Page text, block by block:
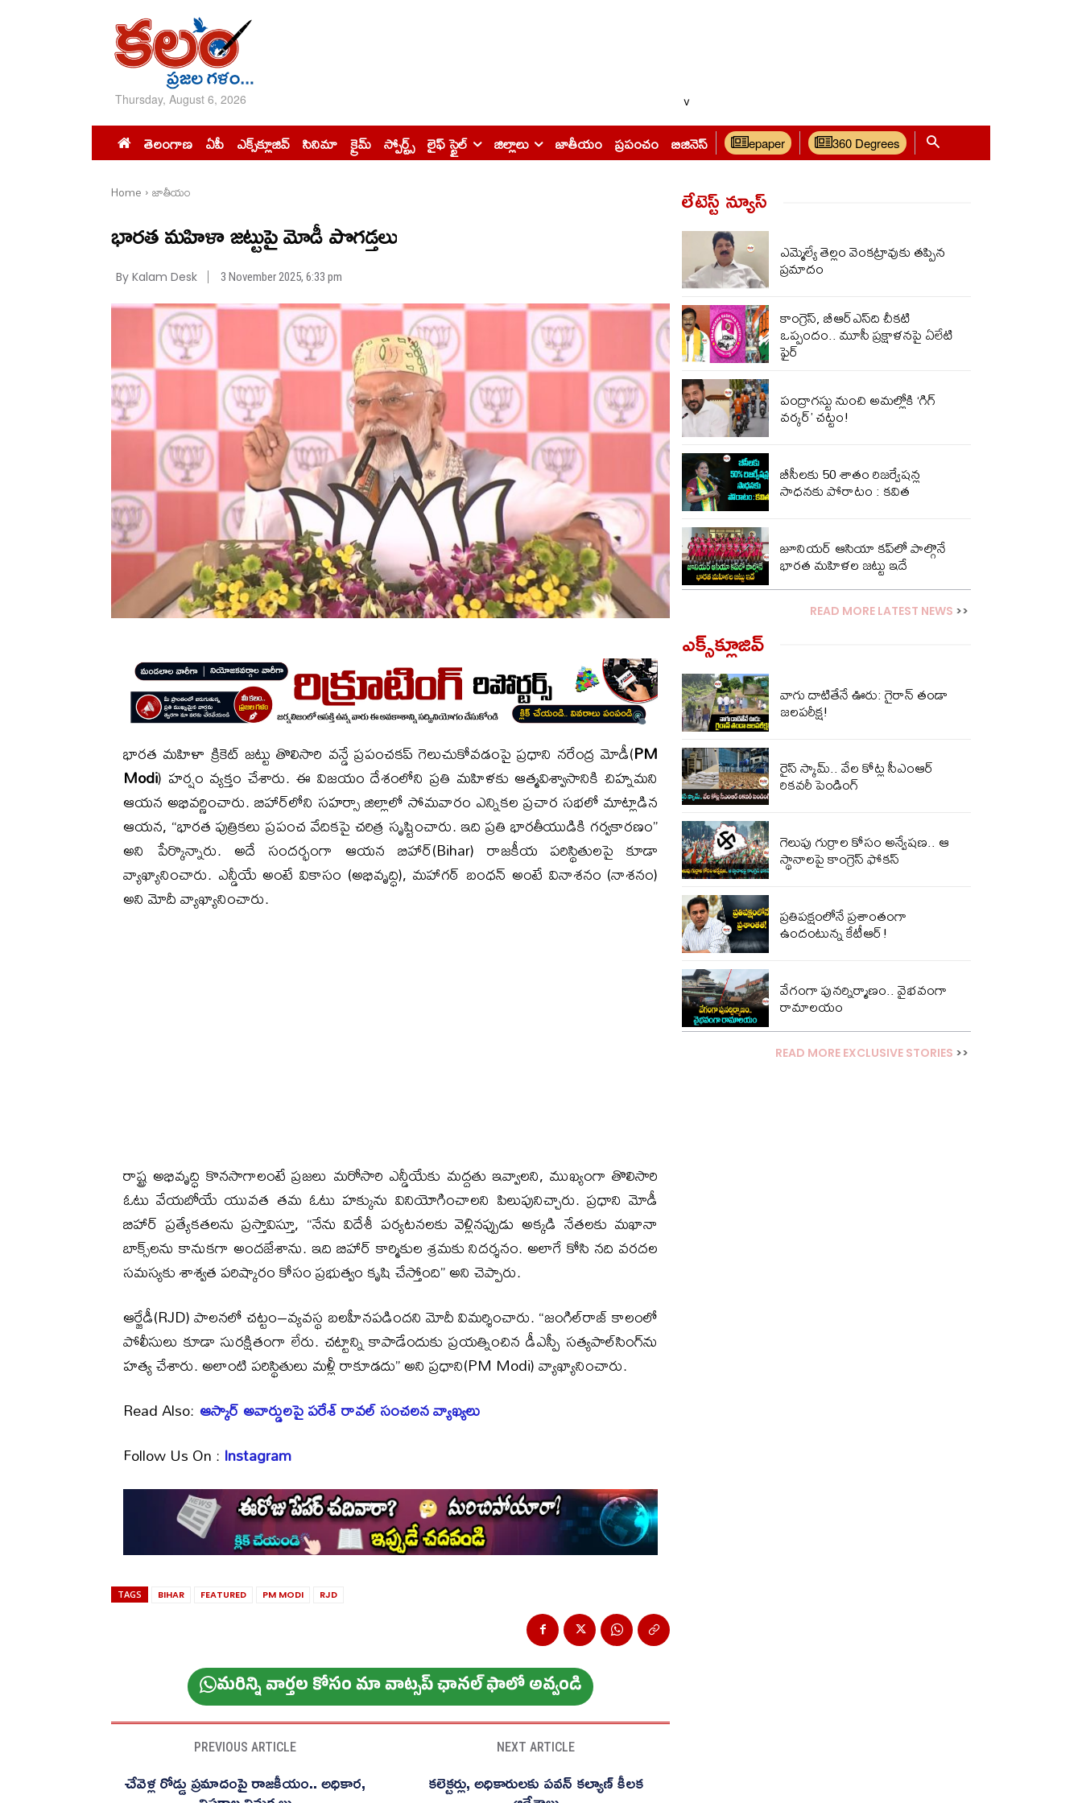
Thursday, August 6, 2026 v
తెలంగాణ ఏపీ ఎక్స్‌క్లూజివ్‌ సినిమా క్రైమ్ స్పోర్ట్స్ లైఫ్ స్టైల్ జిల్లాలు జాతీయం ప్రపంచం బిజినెస్ epaper 360 Degrees
Home జాతీయం
భారత మహిళా జట్టుపై మోడీ పొగడ్తలు
By Kalam Desk 3 November 2025, 6:33 pm
భారత మహిళా క్రికెట్‌ జట్టు తొలిసారి వన్డే ప్రపంచకప్‌ గెలుచుకోవడంపై ప్రధాని నరేంద్ర మోడీ(PM
Modi) హర్షం వ్యక్తం చేశారు. ఈ విజయం దేశంలోని ప్రతి మహిళకు ఆత్మవిశ్వాసానికి చిహ్నమని
ఆయన అభివర్ణించారు. బిహార్‌లోని సహర్సా జిల్లాలో సోమవారం ఎన్నికల ప్రచార సభలో మాట్లాడిన
ఆయన, “భారత పుత్రికలు ప్రపంచ వేదికపై చరిత్ర సృష్టించారు. ఇది ప్రతి భారతీయుడికి గర్వకారణం”
అని పేర్కొన్నారు. అదే సందర్భంగా ఆయన బిహార్‌(Bihar) రాజకీయ పరిస్థితులపై కూడా
వ్యాఖ్యానించారు. ఎన్డీయే అంటే వికాసం (అభివృద్ధి), మహాగఠ్‌ బంధన్‌ అంటే వినాశనం (నాశనం)
అని మోదీ వ్యాఖ్యానించారు.
రాష్ట్ర అభివృద్ధి కొనసాగాలంటే ప్రజలు మరోసారి ఎన్డీయేకు మద్దతు ఇవ్వాలని, ముఖ్యంగా తొలిసారి
ఓటు వేయబోయే యువత తమ ఓటు హక్కును వినియోగించాలని పిలుపునిచ్చారు. ప్రధాని మోడీ
బిహార్‌ ప్రత్యేకతలను ప్రస్తావిస్తూ, “నేను విదేశీ పర్యటనలకు వెళ్లినప్పుడు అక్కడి నేతలకు మఖానా
బాక్స్‌లను కానుకగా అందజేశాను. ఇది బిహార్‌ కార్మికుల శ్రమకు నిదర్శనం. అలాగే కోసి నది వరదల
సమస్యకు శాశ్వత పరిష్కారం కోసం ప్రభుత్వం కృషి చేస్తోంది” అని చెప్పారు.
ఆర్జేడీ(RJD) పాలనలో చట్టం–వ్యవస్థ బలహీనపడిందని మోదీ విమర్శించారు. “జంగిల్‌రాజ్‌ కాలంలో
పోలీసులు కూడా సురక్షితంగా లేరు. చట్టాన్ని కాపాడేందుకు ప్రయత్నించిన డీఎస్పీ సత్యపాల్‌సింగ్‌ను
హత్య చేశారు. అలాంటి పరిస్థితులు మళ్లీ రాకూడదు” అని ప్రధాని(PM Modi) వ్యాఖ్యానించారు.
Read Also: ఆస్కార్ అవార్డులపై పరేశ్ రావల్ సంచలన వ్యాఖ్యలు
Follow Us On : Instagram
TAGS BIHAR FEATURED PM MODI RJD
మ‌రిన్ని వార్త‌ల కోసం మా వాట్స‌ప్ ఛాన‌ల్ ఫాలో అవ్వండి
PREVIOUS ARTICLE
చేవెళ్ల రోడ్డు ప్రమాదంపై రాజకీయం.. అధికార,
NEXT ARTICLE
కలెక్టర్లు, అధికారులకు పవన్ కల్యాణ్ కీలక
లేటెస్ట్ న్యూస్‌
ఎమ్మెల్యే తెల్లం వెంకట్రావుకు తప్పిన
ప్రమాదం
కాంగ్రెస్, బీఆర్ఎస్‌ది చీకటి
ఒప్పందం.. మూసీ ప్రక్షాళనపై ఏలేటి
ఫైర్
పంద్రాగస్టు నుంచి అమల్లోకి ‘గిగ్
వర్కర్’ చట్టం!
బీసీలకు 50 శాతం రిజర్వేషన్ల
సాధనకు పోరాటం : కవిత
జూనియర్ ఆసియా కప్‌లో పాల్గొనే
భారత మహిళల జట్టు ఇదే
READ MORE LATEST NEWS >>
ఎక్స్‌క్లూజివ్‌
వాగు దాటితేనే ఊరు: గైరాన్ తండా
జలపరీక్ష!
రైస్ స్కామ్.. వేల కోట్ల‌ సీఎంఆర్
రికవరీ పెండింగ్
గెలుపు గుర్రాల కోసం అన్వేషణ.. ఆ
స్థానాలపై కాంగ్రెస్ ఫోకస్
ప్ర‌తిప‌క్షంలోనే ప్ర‌శాంతంగా
ఉందంటున్న కేటీఆర్!
వేగంగా పునర్నిర్మాణం.. వైభవంగా
రామాలయం
READ MORE EXCLUSIVE STORIES >>